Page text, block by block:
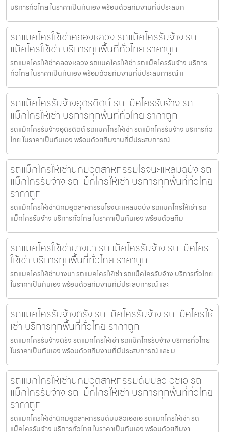
บริการทั่วไทย ในราคาเป็นกันเอง พร้อมด้วยทีมงานที่มีประสบก
รถแมคโครให้เช่าคลองหลวง รถแม็คโครรับจ้าง รถ
แม็คโครให้เช่า บริการทุกพื้นที่ทั่วไทย ราคาถูก
รถแมคโครให้เช่าคลองหลวง รถแมคโครให้เช่า รถแม็คโครรับจ้าง บริการ
ทั่วไทย ในราคาเป็นกันเอง พร้อมด้วยทีมงานที่มีประสบการณ์ แ
รถแม็คโครรับจ้างอุตรดิตถ์ รถแม็คโครรับจ้าง รถ
แม็คโครให้เช่า บริการทุกพื้นที่ทั่วไทย ราคาถูก
รถแม็คโครรับจ้างอุตรดิตถ์ รถแมคโครให้เช่า รถแม็คโครรับจ้าง บริการทั่ว
ไทย ในราคาเป็นกันเอง พร้อมด้วยทีมงานที่มีประสบการณ์
รถแม็คโครให้เช่านิคมอุตสาหกรรมโรจนะแหลมฉบัง รถ
แม็คโครรับจ้าง รถแม็คโครให้เช่า บริการทุกพื้นที่ทั่วไทย
ราคาถูก
รถแม็คโครให้เช่านิคมอุตสาหกรรมโรจนะแหลมฉบัง รถแมคโครให้เช่า รถ
แม็คโครรับจ้าง บริการทั่วไทย ในราคาเป็นกันเอง พร้อมด้วยทีม
รถแมคโครให้เช่าบางนา รถแม็คโครรับจ้าง รถแม็คโคร
ให้เช่า บริการทุกพื้นที่ทั่วไทย ราคาถูก
รถแมคโครให้เช่าบางนา รถแมคโครให้เช่า รถแม็คโครรับจ้าง บริการทั่วไทย
ในราคาเป็นกันเอง พร้อมด้วยทีมงานที่มีประสบการณ์ และ
รถแมคโครรับจ้างตรัง รถแม็คโครรับจ้าง รถแม็คโครให้
เช่า บริการทุกพื้นที่ทั่วไทย ราคาถูก
รถแมคโครรับจ้างตรัง รถแมคโครให้เช่า รถแม็คโครรับจ้าง บริการทั่วไทย
ในราคาเป็นกันเอง พร้อมด้วยทีมงานที่มีประสบการณ์ และ ม
รถแมคโครให้เช่านิคมอุตสาหกรรมดับบลิวเอชเอ รถ
แม็คโครรับจ้าง รถแม็คโครให้เช่า บริการทุกพื้นที่ทั่วไทย
ราคาถูก
รถแมคโครให้เช่านิคมอุตสาหกรรมดับบลิวเอชเอ รถแมคโครให้เช่า รถ
แม็คโครรับจ้าง บริการทั่วไทย ในราคาเป็นกันเอง พร้อมด้วยทีมงา